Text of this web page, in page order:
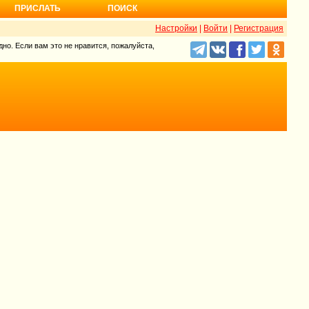
ПРИСЛАТЬ ПОИСК
Настройки Войти Регистрация
Если вам это не нравится, пожалуйста,